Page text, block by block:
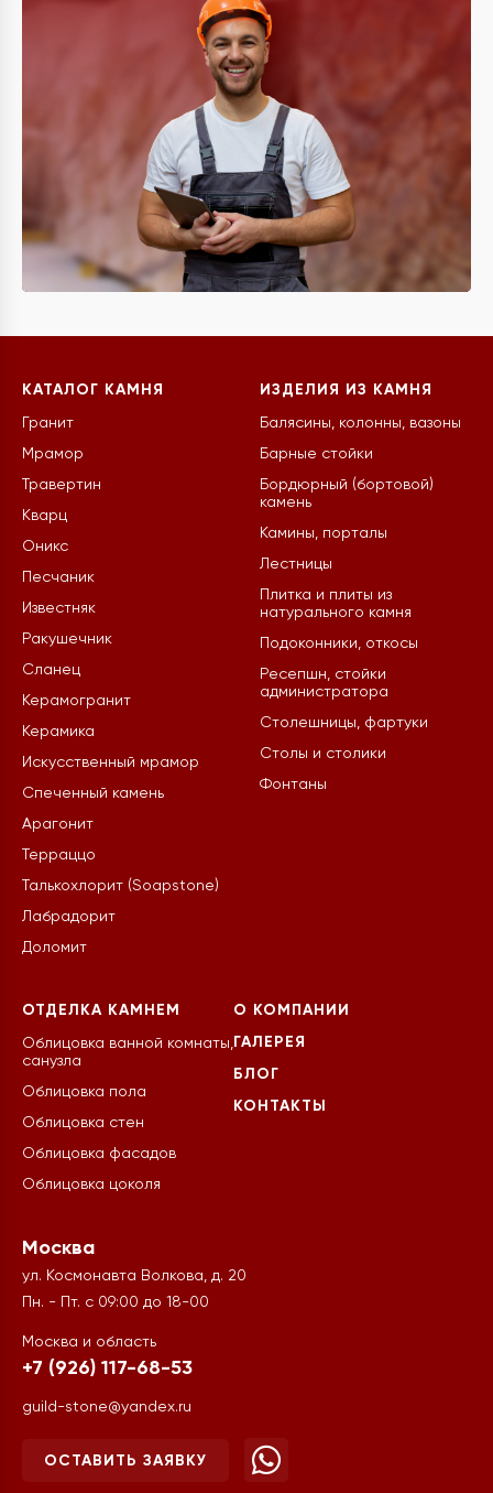
КАТАЛОГ КАМНЯ
Гранит
Мрамор
Травертин
Кварц
Оникс
Песчаник
Известняк
Ракушечник
Сланец
Керамогранит
Керамика
Искусственный мрамор
Спеченный камень
Арагонит
Терраццо
Талькохлорит (Soapstone)
Лабрадорит
Доломит
ИЗДЕЛИЯ ИЗ КАМНЯ
Балясины, колонны, вазоны
Барные стойки
Бордюрный (бортовой)
камень
Камины, порталы
Лестницы
Плитка и плиты из
натурального камня
Подоконники, откосы
Ресепшн, стойки
администратора
Столешницы, фартуки
Столы и столики
Фонтаны
ОТДЕЛКА КАМНЕМ
Облицовка ванной комнаты,
санузла
Облицовка пола
Облицовка стен
Облицовка фасадов
Облицовка цоколя
О КОМПАНИИ
ГАЛЕРЕЯ
БЛОГ
КОНТАКТЫ
Москва
ул. Космонавта Волкова, д. 20
Пн. - Пт. с 09:00 до 18-00
Москва и область
+7 (926) 117-68-53
guild-stone@yandex.ru
ОСТАВИТЬ ЗАЯВКУ